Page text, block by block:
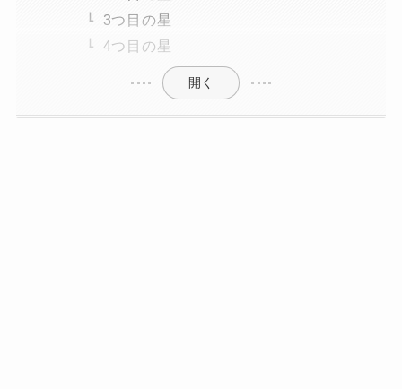
3つ目の星
4つ目の星
開く